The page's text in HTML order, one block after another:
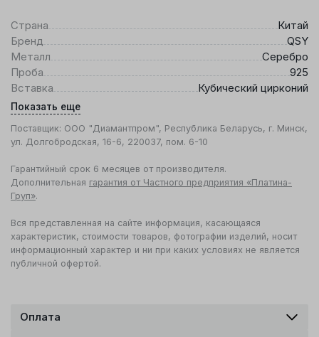
Страна
Китай
Бренд
QSY
Металл
Серебро
Проба
925
Вставка
Кубический цирконий
Показать еще
Поставщик: ООО "Диамантпром", Республика Беларусь, г. Минск,
ул. Долгобродская, 16-6, 220037, пом. 6-10
Гарантийный срок 6 месяцев от производителя.
Дополнительная гарантия от Частного предприятия «Платина-
Груп».
Вся представленная на сайте информация, касающаяся
характеристик, стоимости товаров, фотографии изделий, носит
информационный характер и ни при каких условиях не является
публичной офертой.
Оплата